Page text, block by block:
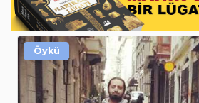
Öykü